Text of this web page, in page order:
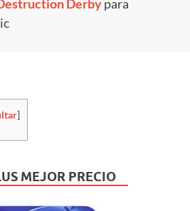
Derbypara
]
MEJOR PRECIO